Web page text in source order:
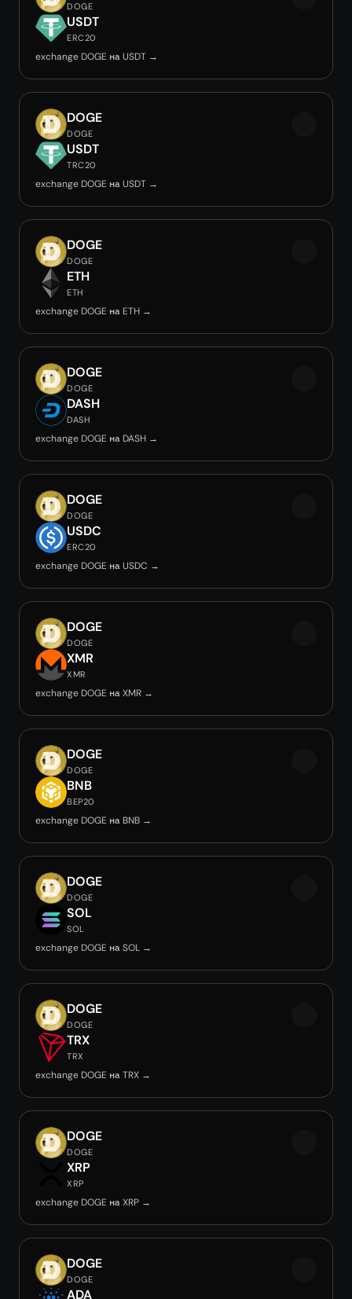
DOGE
USDT
ERC20
exchange DOGE на USDT →
DOGE
DOGE
USDT
TRC20
exchange DOGE на USDT →
DOGE
DOGE
ETH
ETH
exchange DOGE на ETH →
DOGE
DOGE
DASH
DASH
exchange DOGE на DASH →
DOGE
DOGE
USDC
ERC20
exchange DOGE на USDC →
DOGE
DOGE
XMR
XMR
exchange DOGE на XMR →
DOGE
DOGE
BNB
BEP20
exchange DOGE на BNB →
DOGE
DOGE
SOL
SOL
exchange DOGE на SOL →
DOGE
DOGE
TRX
TRX
exchange DOGE на TRX →
DOGE
DOGE
XRP
XRP
exchange DOGE на XRP →
DOGE
DOGE
ADA